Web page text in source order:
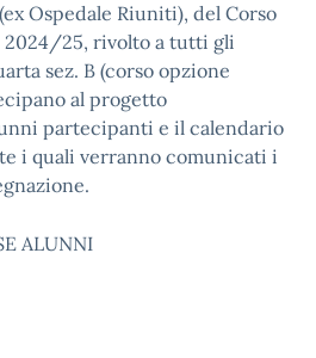
Ospedale Riuniti), del Corso
2024/25, rivolto a tutti gli
sez. B (corso opzione
al progetto
partecipanti e il calendario
i quali verranno comunicati i
ALUNNI